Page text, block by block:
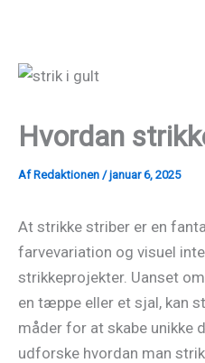
indholdet
Hvordan
AfRedaktionen /januar 6, 2025
At strikke striber er en
farvevariation og visuel
strikkeprojekter. Uanset
en tæppe eller et sjal, kan
måder for at skabe unikke
udforske hvordan man